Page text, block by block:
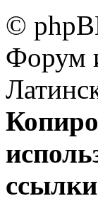
©
Форум